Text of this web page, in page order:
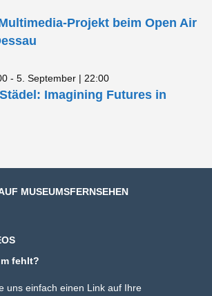
Projekt beim Open Air
- 5. September | 22:00
Imagining Futures in
MUSEUMSFERNSEHEN
fehlt?
uns einfach einen Link auf Ihre